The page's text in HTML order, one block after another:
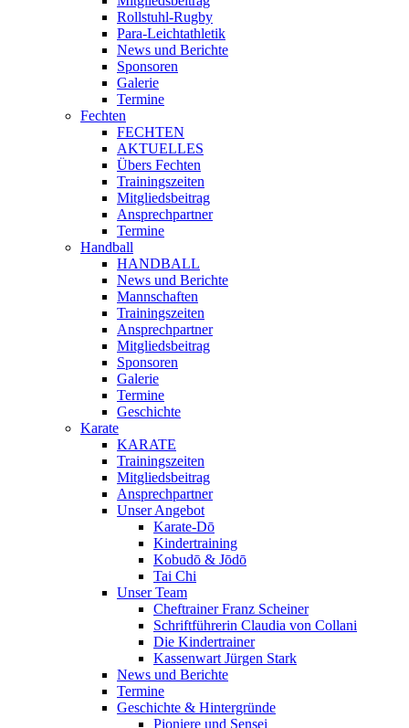
Rollstuhl-Rugby
Para-Leichtathletik
News und Berichte
Sponsoren
Galerie
Termine
Fechten
FECHTEN
AKTUELLES
Übers Fechten
Trainingszeiten
Mitgliedsbeitrag
Ansprechpartner
Termine
Handball
HANDBALL
News und Berichte
Mannschaften
Trainingszeiten
Ansprechpartner
Mitgliedsbeitrag
Sponsoren
Galerie
Termine
Geschichte
Karate
KARATE
Trainingszeiten
Mitgliedsbeitrag
Ansprechpartner
Unser Angebot
Karate-Dō
Kindertraining
Kobudō & Jōdō
Tai Chi
Unser Team
Cheftrainer Franz Scheiner
Schriftführerin Claudia von Collani
Die Kindertrainer
Kassenwart Jürgen Stark
News und Berichte
Termine
Geschichte & Hintergründe
Pioniere und Sensei